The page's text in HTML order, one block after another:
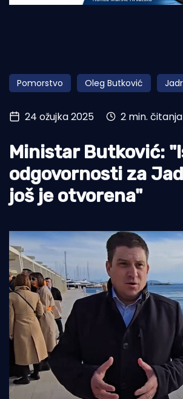
Obala
Otoci
Turizam i nautika
Pomorstvo
Ribolov
Ekologija
Pomorstvo Oleg Butković
24 ožujka 2025 2 min. čitanja
Ministar Butković:
odgovornosti za
još je otvorena"